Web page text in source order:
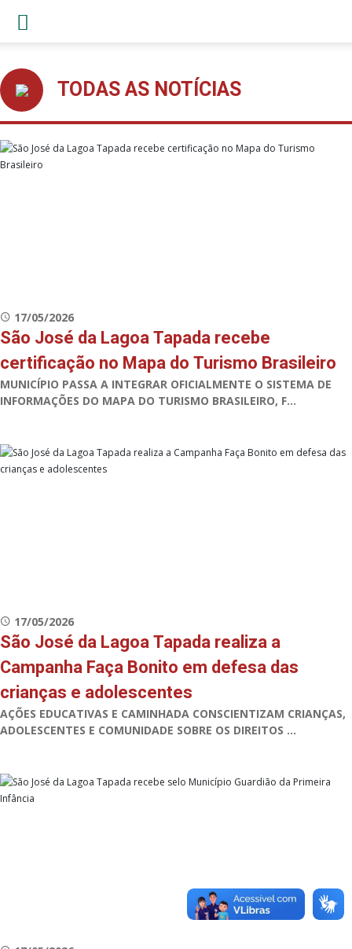
TODAS AS NOTÍCIAS
17/05/2026
São José da Lagoa Tapada recebe
certificação no Mapa do Turismo Brasileiro
MUNICÍPIO PASSA A INTEGRAR OFICIALMENTE O SISTEMA DE
INFORMAÇÕES DO MAPA DO TURISMO BRASILEIRO, F...
17/05/2026
São José da Lagoa Tapada realiza a
Campanha Faça Bonito em defesa das
crianças e adolescentes
AÇÕES EDUCATIVAS E CAMINHADA CONSCIENTIZAM CRIANÇAS,
ADOLESCENTES E COMUNIDADE SOBRE OS DIREITOS ...